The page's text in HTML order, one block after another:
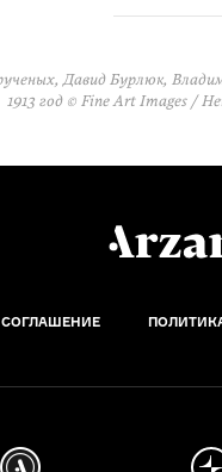
Давид Бурлюк,
1913 год © Fine Art Images /